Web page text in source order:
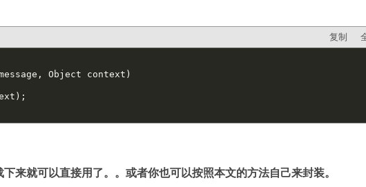
复制
Object context)
来就可以直接用了。。或者你也可以按照本文的方法自己来封装。